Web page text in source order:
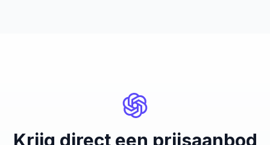
Krijg direct een prijsaanbod